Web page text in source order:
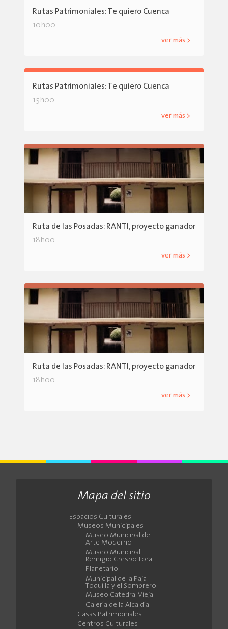
Rutas Patrimoniales: Te quiero Cuenca
10h00
ver más >
Rutas Patrimoniales: Te quiero Cuenca
15h00
ver más >
Ruta de las Posadas: RANTI, proyecto ganador
18h00
ver más >
Ruta de las Posadas: RANTI, proyecto ganador
18h00
ver más >
Mapa del sitio
Espacios Culturales
Museos Municipales
Museo Municipal de
Arte Moderno
Museo Municipal
Remigio Crespo Toral
Planetario
Municipal de la Paja
Toquilla y el Sombrero
Museo Catedral Vieja
Galería de la Alcaldía
Casas Patrimoniales
Centros Culturales